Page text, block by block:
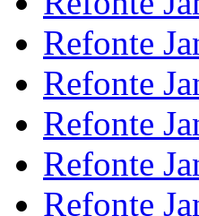
Refonte
Refonte
Refonte
Refonte
Refonte